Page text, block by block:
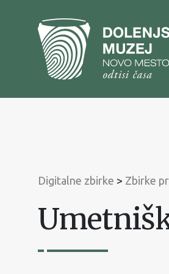
Na
Digitalne zbirke > Zbirke